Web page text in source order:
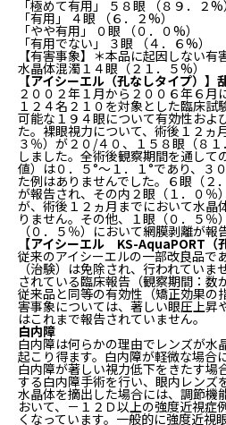
「極めて有用」 ５８眼 （８９．２%）
「有用」 ４眼 （６．２%）
「やや有用」 ０眼 （０．０%）
「有用でない」 ３眼 （４．６%）
【有害事象】＊本品に起因しない有
水晶体混濁１４眼（２１．５%）
【アイシーエル（孔なしタイプ）】
２００２年１月から２００６年６月
１２４名２１０を対象とした臨床試
可能な１９４眼について有効性およ
た。裸眼視力について、術後１２ヵ
３％）が２０/４０、１５８眼（８
しました。全術後観察期間を通して
値）は０．５°～１．１°であり、３
た例はありませんでした。６眼（２
が報告され、その内２眼（１．０％
が、術後１２ヵ月までにおいて水晶
りません。その他、１眼（０．５％
（０．５％）において網膜剥離が報
【アイシーエル KS-AquaPORT（
従来のアイシーエルの一部改良品で
（治験）は免除され、行われていま
されている臨床報告（観察期間：数
従来品と同等の有効性（矯正効果の
害事象については、著しい眼圧上昇
はこれまで報告されていません。
白内障
白内障は何らかの理由でレンズが水
起こり得ます。白内障が軽微な場合
白内障が著しい視力低下をきたす場
する白内障手術を行い、眼内レンズ
水晶体を摘出した場合には、調節機
おいて、－１２Ｄ以上の強度近視症
くなっています。一般的に強度近視